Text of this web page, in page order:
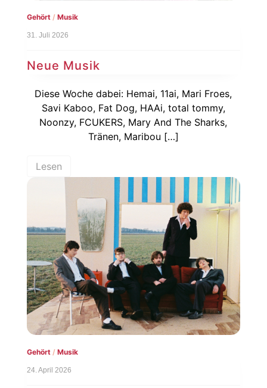
Gehört/ Musik
31. Juli 2026
Neue Musik
Diese Woche dabei: Hemai, 11ai, Mari Froes,
Savi Kaboo, Fat Dog, HAAi, total tommy,
Noonzy, FCUKERS, Mary And The Sharks,
Tränen, Maribou […]
Lesen
Gehört/ Musik
24. April 2026